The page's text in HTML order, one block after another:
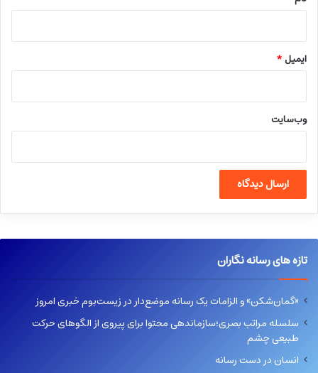
ایمیل*
وب‌سایت
تازه های رسانه نگاران
«گمان‌شکن» و الزامات یک رسانه موضع‌دار در زیست‌بوم خبری امروز
سلسله مراتب بصری؛سازماندهی محتوا برای پیروی از الگوهای حرکت
طبیعی چشم
انسان در دست رسانه